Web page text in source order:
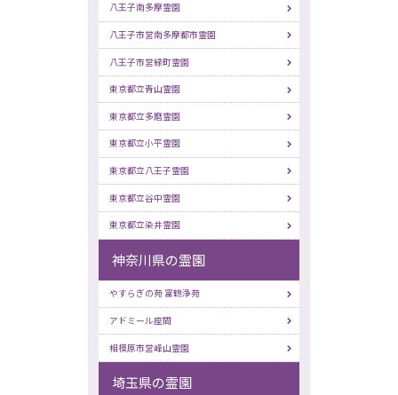
八王子南多摩霊園
八王子市営南多摩都市霊園
八王子市営緑町霊園
東京都立青山霊園
東京都立多磨霊園
東京都立小平霊園
東京都立八王子霊園
東京都立谷中霊園
東京都立染井霊園
神奈川県の霊園
やすらぎの苑 富鶴浄苑
アドミール座間
相模原市営峰山霊園
埼玉県の霊園